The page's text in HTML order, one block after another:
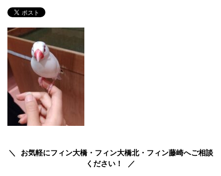
お気軽にフィン大橋・フィン大橋北・フィン藤崎へご相談
ください！